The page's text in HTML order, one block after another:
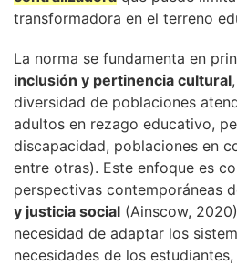
transformadora en el terreno
La norma se fundamenta en
inclusión y pertinencia cultural
diversidad de poblaciones
adultos en rezago educativo,
discapacidad, poblaciones en
entre otras). Este enfoque es
perspectivas contemporáneas
y justicia social (Ainscow,
necesidad de adaptar los
necesidades de los